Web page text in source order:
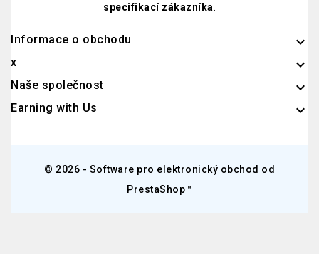
specifikací zákazníka
Informace o obchodu keyboard_arrow_down
x 
Naše společnost 
Earning with Us 
© 2026 - Software pro elektronický obchod od
PrestaShop™